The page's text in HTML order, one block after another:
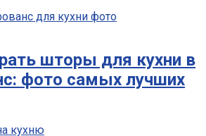
шторы для кухни в
фото самых лучших